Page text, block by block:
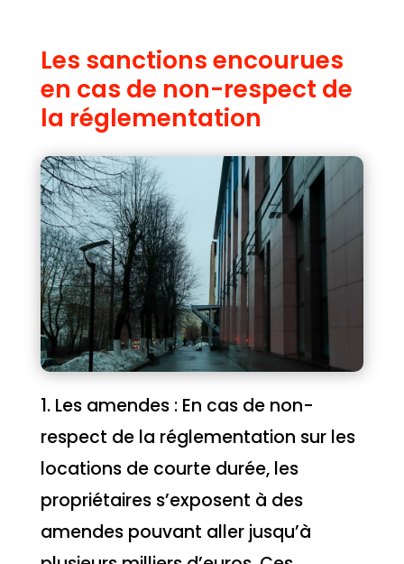
Les sanctions encourues
en cas de non-respect de
la réglementation
1. Les amendes : En cas de non-
respect de la réglementation sur les
locations de courte durée, les
propriétaires s’exposent à des
amendes pouvant aller jusqu’à